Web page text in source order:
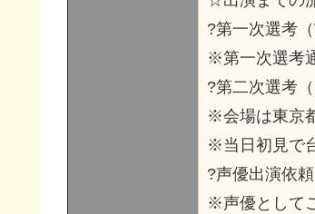
?第一次選考
※第一次選考
?第二次選考（
※会場は東京
※当日初見で
?声優出演依頼
※声優として